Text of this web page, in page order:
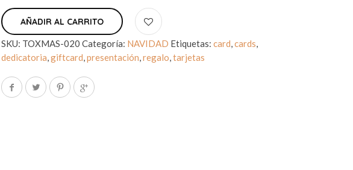
AÑADIR AL CARRITO
SKU: TOXMAS-020 Categoría: NAVIDAD Etiquetas:card,cards,
dedicatoria,giftcard,presentación,regalo,tarjetas